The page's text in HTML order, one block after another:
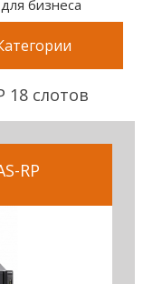
бизнеса
18 слотов
RP